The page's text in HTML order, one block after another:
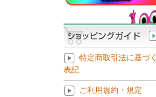
特定商取引法に基づく
表記
ご利用規約・規定